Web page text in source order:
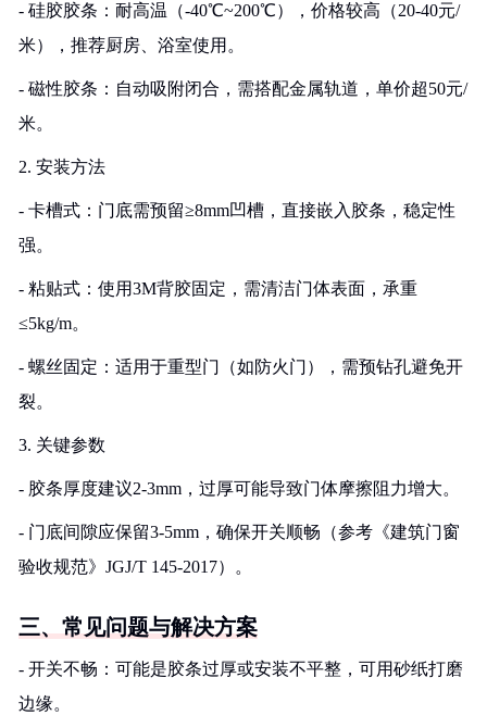
- 硅胶胶条：耐高温（-40℃~200℃），价格较高（20-40元/
米），推荐厨房、浴室使用。
- 磁性胶条：自动吸附闭合，需搭配金属轨道，单价超50元/
米。
2. 安装方法
- 卡槽式：门底需预留≥8mm凹槽，直接嵌入胶条，稳定性
强。
- 粘贴式：使用3M背胶固定，需清洁门体表面，承重
≤5kg/m。
- 螺丝固定：适用于重型门（如防火门），需预钻孔避免开
裂。
3. 关键参数
- 胶条厚度建议2-3mm，过厚可能导致门体摩擦阻力增大。
- 门底间隙应保留3-5mm，确保开关顺畅（参考《建筑门窗
验收规范》JGJ/T 145-2017）。
三、常见问题与解决方案
- 开关不畅：可能是胶条过厚或安装不平整，可用砂纸打磨
边缘。